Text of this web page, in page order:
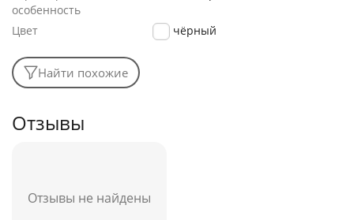
особенность
Цвет чёрный
Найти похожие
Отзывы
Отзывы не найдены